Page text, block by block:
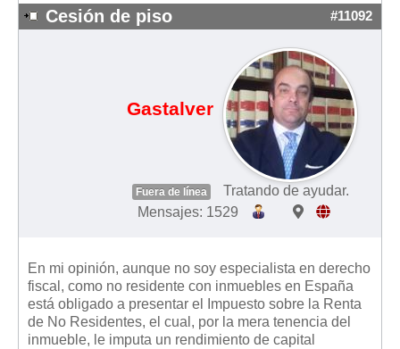
Cesión de piso #11092
Gastalver
Fuera de línea
Tratando de ayudar.
Mensajes: 1529
En mi opinión, aunque no soy especialista en derecho
fiscal, como no residente con inmuebles en España
está obligado a presentar el Impuesto sobre la Renta
de No Residentes, el cual, por la mera tenencia del
inmueble, le imputa un rendimiento de capital